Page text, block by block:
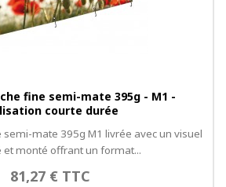
fine semi-mate 395g - M1 -
courte durée
mate 395g M1 livrée avec un visuel
monté offrant un format...
81,27 € TTC